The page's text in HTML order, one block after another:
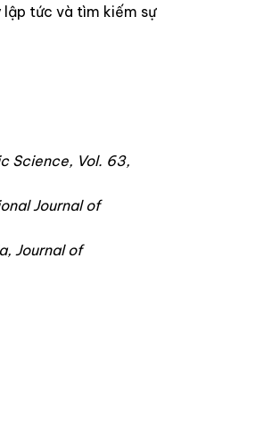
lập tức và tìm kiếm sự
Science, Vol. 63,
Journal of
Journal of